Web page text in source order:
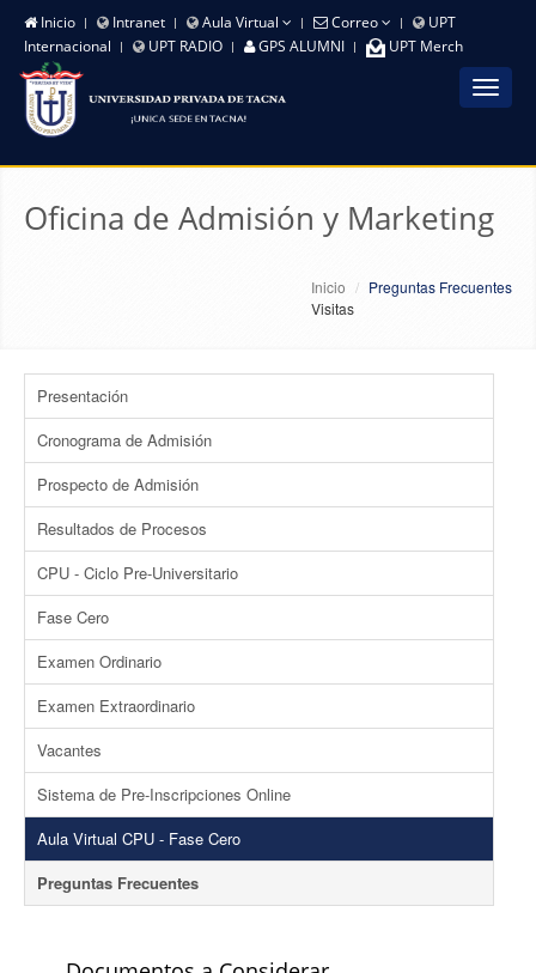
Inicio Intranet Aula Virtual Correo
UPT
Internacional
UPT RADIO GPS ALUMNI UPT Merch
Toggle
Oficina de Admisión y Marketing
Inicio
Preguntas Frecuentes
Visitas
Presentación
Cronograma de Admisión
Prospecto de Admisión
Resultados de Procesos
CPU - Ciclo Pre-Universitario
Fase Cero
Examen Ordinario
Examen Extraordinario
Vacantes
Sistema de Pre-Inscripciones Online
Aula Virtual CPU - Fase Cero
Preguntas Frecuentes